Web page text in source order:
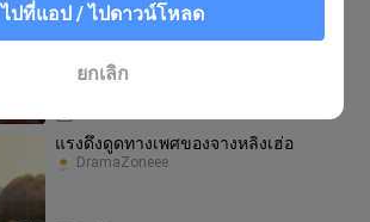
วิดีโอทริปเกาหลีของ uaena ตอนที่ 2!
สัมผัสประสบการณ์ฟังก์คอนของไอยูแบบ
จัดเต็ม!
DramaZoneee
แรงดึงดูดทางเพศของจางหลิงเฮ่อ
DramaZoneee
ไปที่แอป / ไปดาวน์โหลด
ยกเลิก